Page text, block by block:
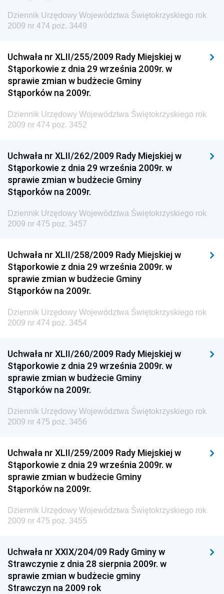
Dziennik Urzędowy Ministra Klimatu i Środowiska
Narodowego i Sportu
Dziennik Urzędowy Ministra Finansów, Funduszy i
Polityki Regionalnej
Dziennik Urzędowy Ministra Rozwoju, Pracy i
Technologii
Dziennik Urzędowy Ministra Kultury, Dziedzictwa
Dziennik Urzędowy Ministra Rodziny i Polityki
Społecznej
Dziennik Urzędowy Komendy Głównej Straży
Granicznej
Dziennik Urzędowy Głównego Inspektoratu Transportu
Drogowego
Dziennik Urzędowy Komendy Głównej Policji
Dziennik Urzędowy Ministra Pracy i Polityki
Społecznej
Dziennik Urzędowy Ministra Transportu, Budownictwa
i Gospodarki Morskiej
Dziennik Urzędowy Ministra Spraw Zagranicznych
Dziennik Urzędowy Centralnego Biura
Antykorupcyjnego
Wewnętrznego
Dziennik Urzędowy Urzędu Patentowego
Dziennik Urzędowy Generalnej Dyrekcji Dróg
Krajowych i Autostrad
Dziennik Urzędowy Ministra Środowiska
Dziennik Urzędowy Ministra Edukacji
Dziennik Urzędowy Ministra Przemysłu
Dziennik Urzędowy Ministra Finansów i Gospodarki
Dziennik Urzędowy Ministra do Spraw Unii
Dziennik Urzędowy Województwa Świętokrzyskiego rok
2009 nr 474 poz. 3449
Uchwała nr XLII/255/2009 Rady Miejskiej w
Stąporkowie z dnia 29 września 2009r. w
sprawie zmian w budżecie Gminy
Stąporków na 2009r.
Dziennik Urzędowy Województwa Świętokrzyskiego rok
2009 nr 474 poz. 3452
Uchwała nr XLII/262/2009 Rady Miejskiej w
Stąporkowie z dnia 29 września 2009r. w
sprawie zmian w budżecie Gminy
Stąporków na 2009r.
Dziennik Urzędowy Województwa Świętokrzyskiego rok
2009 nr 475 poz. 3457
Uchwała nr XLII/258/2009 Rady Miejskiej w
Stąporkowie z dnia 29 września 2009r. w
sprawie zmian w budżecie Gminy
Stąporków na 2009r.
Dziennik Urzędowy Województwa Świętokrzyskiego rok
2009 nr 474 poz. 3454
Uchwała nr XLII/260/2009 Rady Miejskiej w
Stąporkowie z dnia 29 września 2009r. w
sprawie zmian w budżecie Gminy
Stąporków na 2009r.
Dziennik Urzędowy Województwa Świętokrzyskiego rok
2009 nr 475 poz. 3456
Uchwała nr XLII/259/2009 Rady Miejskiej w
Stąporkowie z dnia 29 września 2009r. w
sprawie zmian w budżecie Gminy
Stąporków na 2009r.
Dziennik Urzędowy Województwa Świętokrzyskiego rok
2009 nr 475 poz. 3455
Uchwała nr XXIX/204/09 Rady Gminy w
Strawczynie z dnia 28 sierpnia 2009r. w
sprawie zmian w budżecie gminy
Strawczyn na 2009 rok